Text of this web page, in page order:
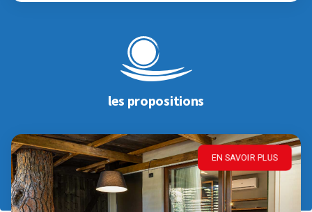
les propositions
EN SAVOIR PLUS